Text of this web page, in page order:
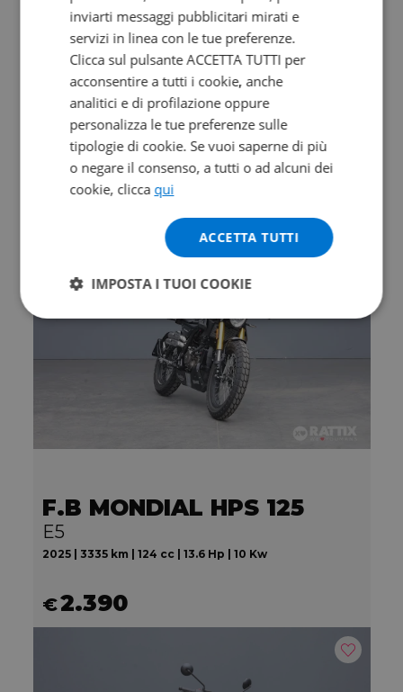
Valore futuro garantito
MORBIDELLI T 352 X
Abs
0 km | 349 cc | 41.5 Hp | 30.5 Kw
4.790
F.B MONDIAL HPS 125
E5
2025 | 3335 km | 124 cc | 13.6 Hp | 10 Kw
€2.390
inviarti messaggi pubblicitari mirati e
servizi in linea con le tue preferenze.
Clicca sul pulsante ACCETTA TUTTI per
acconsentire a tutti i cookie, anche
analitici e di profilazione oppure
personalizza le tue preferenze sulle
tipologie di cookie. Se vuoi saperne di più
o negare il consenso, a tutti o ad alcuni dei
cookie, clicca qui
ACCETTA TUTTI
IMPOSTA I TUOI COOKIE